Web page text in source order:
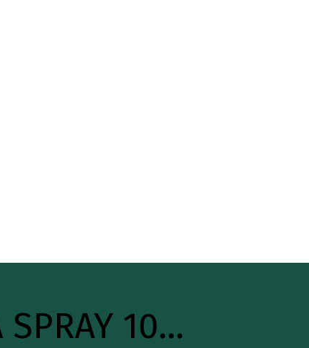
SPRAY 10…